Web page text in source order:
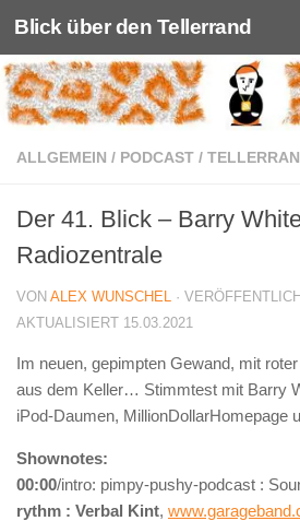
Unter dem Inhalt
Blick über den Tellerrand
ALLGEMEIN / PODCAST /
Der 41. Blick – Barry
Radiozentrale
VON ALEX WUNSCHEL ·
AKTUALISIERT 15.03.2021
Im neuen, gepimpten Gewand, mit
aus dem Keller… Stimmtest mit Barry
iPod-Daumen, MillionDollarHomepage
Shownotes:
00:00/intro: pimpy-pushy-podcast :
rythm : Verbal Kint,